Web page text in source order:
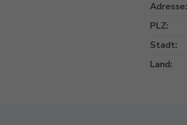
Adresse:
PLZ:
Stadt:
Land: